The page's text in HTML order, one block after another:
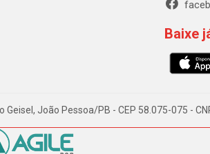
Baixe
João Pessoa/PB - CEP 58.075-075 -